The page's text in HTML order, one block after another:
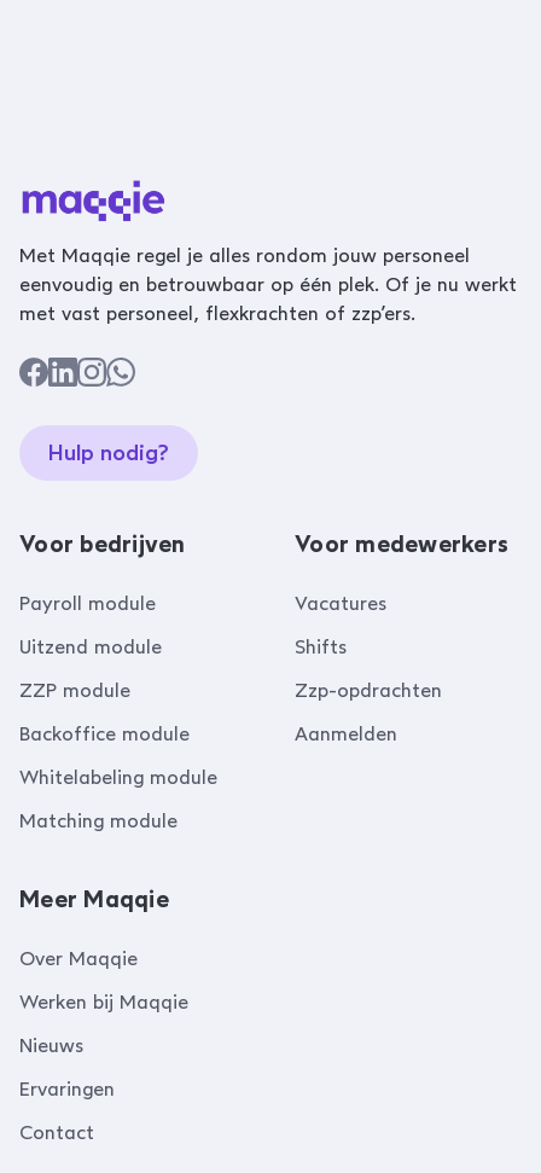
Met Maqqie regel je alles rondom jouw personeel
eenvoudig en betrouwbaar op één plek. Of je nu werkt
met vast personeel, flexkrachten of zzp’ers.
Hulp nodig?
Voor bedrijven
Payroll module
Uitzend module
ZZP module
Backoffice module
Whitelabeling module
Matching module
Voor medewerkers
Vacatures
Shifts
Zzp-opdrachten
Aanmelden
Meer Maqqie
Over Maqqie
Werken bij Maqqie
Nieuws
Ervaringen
Contact